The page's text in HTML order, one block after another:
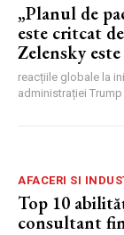
„Planul de
este critcat
Zelensky este
reacțiile globale la
administrației Trump
AFACERI SI
Top 10
consultant